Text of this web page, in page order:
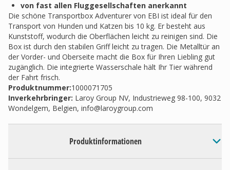
von fast allen Fluggesellschaften anerkannt
Die schöne Transportbox Adventurer von EBI ist ideal für den
Transport von Hunden und Katzen bis 10 kg. Er besteht aus
Kunststoff, wodurch die Oberflächen leicht zu reinigen sind. Die
Box ist durch den stabilen Griff leicht zu tragen. Die Metalltür an
der Vorder- und Oberseite macht die Box für Ihren Liebling gut
zugänglich. Die integrierte Wasserschale hält Ihr Tier während
der Fahrt frisch.
Produktnummer:1000071705
Inverkehrbringer: Laroy Group NV, Industrieweg 98-100, 9032
Wondelgem, Belgien, info@laroygroup.com
Produktinformationen